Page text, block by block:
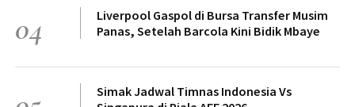
04
Liverpool Gaspol di Bursa Transfer Musim
Panas, Setelah Barcola Kini Bidik Mbaye
Simak Jadwal Timnas Indonesia Vs